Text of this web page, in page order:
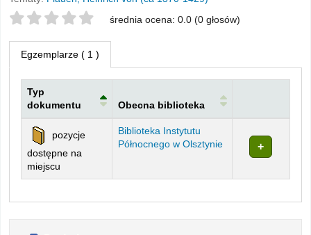
Twoje oceny średnia ocena: 0.0 (0 głosów)
Egzemplarze ( 1 )
Egzemplarze
Typ
dokumentu
Obecna biblioteka
pozycje
dostępne na
miejscu
Biblioteka Instytutu
Północnego w Olsztynie